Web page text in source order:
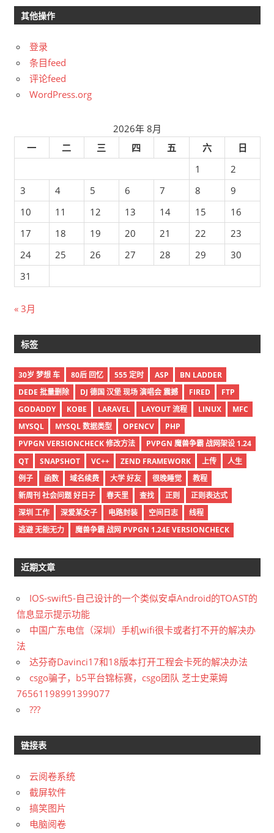
其他操作
登录
条目feed
评论feed
WordPress.org
2026年 8月
一
二 三 四 五 六
日
1
2
3
4 5 6 7 8
9
10
11 12 13 14 15
16
17
18 19 20 21 22
23
24
25 26 27 28 29
30
31
« 3月
标签
30岁 梦想 车 80后 回忆 555 定时 ASP
BN LADDER
DEDE 批量删除
DJ 德国 汉堡 现场 演唱会 震撼 FIRED
FTP
GODADDY
KOBE LARAVEL LAYOUT 流程 LINUX
MFC
MYSQL
MYSQL 数据类型 OPENCV
PHP
PVPGN VERSIONCHECK 修改方法
PVPGN 魔兽争霸 战网架设 1.24
QT
SNAPSHOT VC++ ZEND FRAMEWORK 上传
人生
例子
函数 域名续费 大学 好友 很晚睡觉
教程
新周刊 社会问题 好日子
春天里 查找 正则
正则表达式
深圳 工作
深爱某女子 电路封装 空间日志
线程
逃避 无能无力
魔兽争霸 战网 PVPGN 1.24E VERSIONCHECK
近期文章
IOS-swift5-自己设计的一个类似安卓Android的TOAST的
信息显示提示功能
中国广东电信（深圳）手机wifi很卡或者打不开的解决办
法
达芬奇Davinci17和18版本打开工程会卡死的解决办法
csgo骗子，b5平台锦标赛，csgo团队 芝士史莱姆
76561198991399077
???
链接表
云阅卷系统
截屏软件
搞笑图片
电脑阅卷